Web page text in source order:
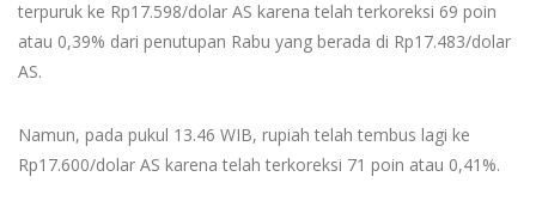
terpuruk ke Rp17.598/dolar AS karena telah terkoreksi 69 poin
atau 0,39% dari penutupan Rabu yang berada di Rp17.483/dolar
AS.
Namun, pada pukul 13.46 WIB, rupiah telah tembus lagi ke
Rp17.600/dolar AS karena telah terkoreksi 71 poin atau 0,41%.